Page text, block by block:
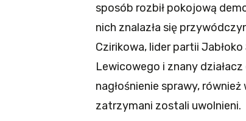
sposób rozbił pokojową
nich znalazła się
Czirikowa, lider partii
Lewicowego i znany
nagłośnienie sprawy,
zatrzymani zostali uwolnieni.